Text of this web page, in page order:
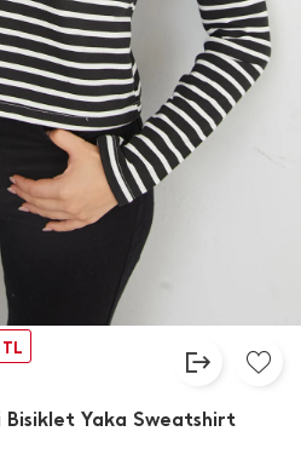
TL
Bisiklet Yaka Sweatshirt